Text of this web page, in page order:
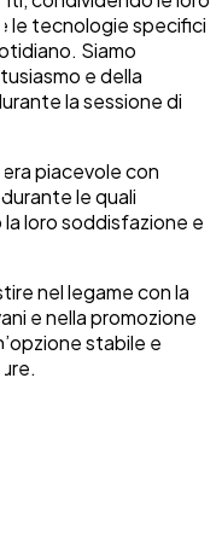
le tecnologie specifici
Siamo
e della
la sessione di
piacevole con
le quali
loro soddisfazione e
nel legame con la
e nella promozione
stabile e